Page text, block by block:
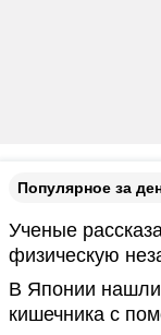
Популярное за
Ученые
физическую
В Японии нашли
кишечника с